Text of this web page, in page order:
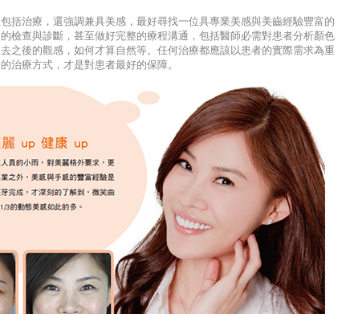
括治療，還強調兼具美感，最好尋找一位具專業美感與美齒經驗豐富的
檢查與診斷，甚至做好完整的療程溝通，包括醫師必需對患者分析顏色
之後的觀感，如何才算自然等。任何治療都應該以患者的實際需求為重
治療方式，才是對患者最好的保障。